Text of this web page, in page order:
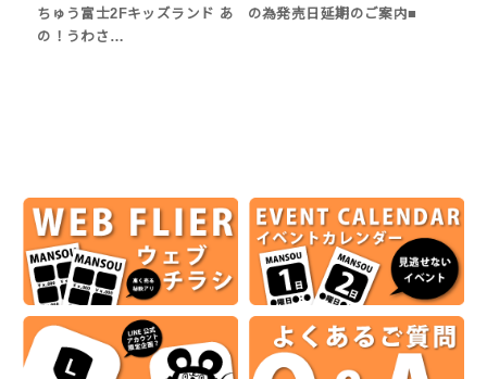
ちゅう富士2Fキッズランド あ
の！うわさ…
の為発売日延期のご案内■